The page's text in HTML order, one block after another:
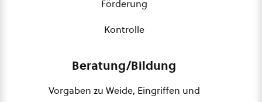
Förderung
Kontrolle
Beratung/Bildung
Vorgaben zu Weide, Eingriffen und